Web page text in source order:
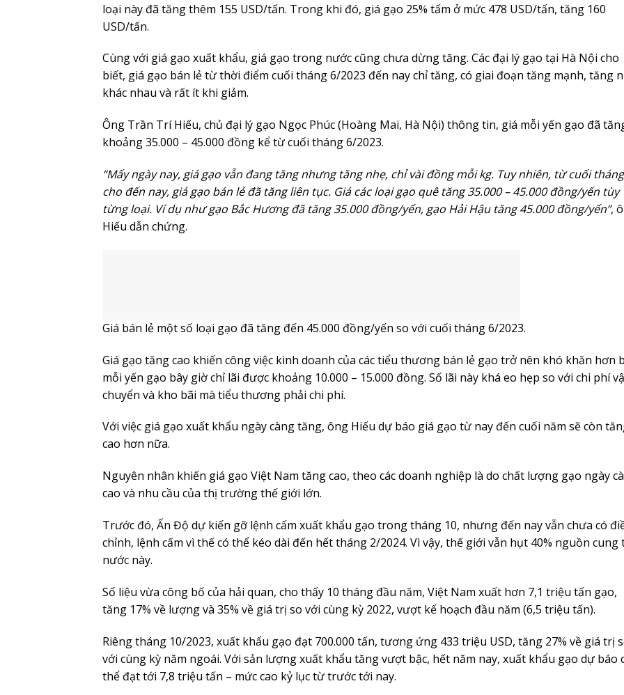
loại này đã tăng thêm 155 USD/tấn. Trong khi đó, giá gạo 25% tấm ở mức 478 USD/tấn, tăng 160
USD/tấn.
Cùng với giá gạo xuất khẩu, giá gạo trong nước cũng chưa dừng tăng. Các đại lý gạo tại Hà Nội cho
biết, giá gạo bán lẻ từ thời điểm cuối tháng 6/2023 đến nay chỉ tăng, có giai đoạn tăng mạnh, tăng
khác nhau và rất ít khi giảm.
Ông Trần Trí Hiếu, chủ đại lý gạo Ngọc Phúc (Hoàng Mai, Hà Nội) thông tin, giá mỗi yến gạo đã
khoảng 35.000 – 45.000 đồng kể từ cuối tháng 6/2023.
“Mấy ngày nay, giá gạo vẫn đang tăng nhưng tăng nhẹ, chỉ vài đồng mỗi kg. Tuy nhiên, từ cuối
cho đến nay, giá gạo bán lẻ đã tăng liên tục. Giá các loại gạo quê tăng 35.000 – 45.000 đồng/yến tùy
từng loại. Ví dụ như gạo Bắc Hương đã tăng 35.000 đồng/yến, gạo Hải Hậu tăng 45.000 đồng/yến”,
Hiếu dẫn chứng.
Giá bán lẻ một số loại gạo đã tăng đến 45.000 đồng/yến so với cuối tháng 6/2023.
Giá gạo tăng cao khiến công việc kinh doanh của các tiểu thương bán lẻ gạo trở nên khó khăn hơn
mỗi yến gạo bây giờ chỉ lãi được khoảng 10.000 – 15.000 đồng. Số lãi này khá eo hẹp so với chi phí
chuyển và kho bãi mà tiểu thương phải chi phí.
Với việc giá gạo xuất khẩu ngày càng tăng, ông Hiếu dự báo giá gạo từ nay đến cuối năm sẽ còn
cao hơn nữa.
Nguyên nhân khiến giá gạo Việt Nam tăng cao, theo các doanh nghiệp là do chất lượng gạo ngày
cao và nhu cầu của thị trường thế giới lớn.
Trước đó, Ấn Độ dự kiến gỡ lệnh cấm xuất khẩu gạo trong tháng 10, nhưng đến nay vẫn chưa có
chỉnh, lệnh cấm vì thế có thể kéo dài đến hết tháng 2/2024. Vì vậy, thế giới vẫn hụt 40% nguồn cung
nước này.
Số liệu vừa công bố của hải quan, cho thấy 10 tháng đầu năm, Việt Nam xuất hơn 7,1 triệu tấn gạo,
tăng 17% về lượng và 35% về giá trị so với cùng kỳ 2022, vượt kế hoạch đầu năm (6,5 triệu tấn).
Riêng tháng 10/2023, xuất khẩu gạo đạt 700.000 tấn, tương ứng 433 triệu USD, tăng 27% về giá trị
với cùng kỳ năm ngoái. Với sản lượng xuất khẩu tăng vượt bậc, hết năm nay, xuất khẩu gạo dự báo
thể đạt tới 7,8 triệu tấn – mức cao kỷ lục từ trước tới nay.